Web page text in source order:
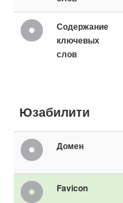
Содержание
ключевых
слов
Юзабилити
Домен
Favicon